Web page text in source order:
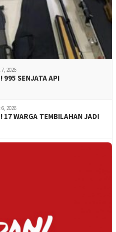
2026
995 SENJATA API
2026
17 WARGA TEMBILAHAN JADI